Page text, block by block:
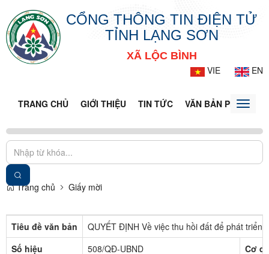
CỔNG THÔNG TIN ĐIỆN TỬ
TỈNH LẠNG SƠN
XÃ LỘC BÌNH
VIE
EN
TRANG CHỦ GIỚI THIỆU TIN TỨC VĂN BẢN PHÁPToggle
Trang chủ Giấy mời
Tiêu đề văn bản
QUYẾT ĐỊNH Về việc thu hồi đất để phát
Số hiệu
508/QĐ-UBND
Cơ